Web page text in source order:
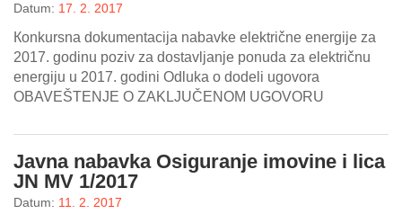
Datum: 17. 2. 2017
Кonkursna dokumentacija nabavke električne energije za
2017. godinu poziv za dostavljanje ponuda za električnu
energiju u 2017. godini Odluka o dodeli ugovora
OBAVEŠTENJE O ZAKLJUČENOM UGOVORU
Javna nabavka Osiguranje imovine i lica
JN MV 1/2017
Datum: 11. 2. 2017